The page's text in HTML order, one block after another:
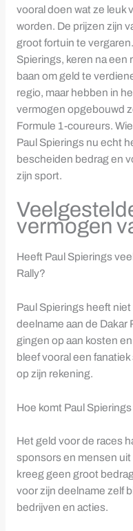
vooral doen wat ze leuk
worden. De prijzen zijn
groot fortuin te
Spierings, keren na een
baan om geld te
regio, maar hebben in
vermogen opgebouwd
Formule 1-coureurs.
Paul Spierings nu echt
bescheiden bedrag en
zijn sport.
vermogen
Heeft Paul Spierings
Rally?
Paul Spierings heeft
deelname aan de Dakar
gingen op aan kosten
bleef vooral een
op zijn rekening.
Hoe komt Paul
Het geld voor de races
sponsors en mensen
kreeg geen groot
voor zijn deelname zelf
bedrijven en acties.